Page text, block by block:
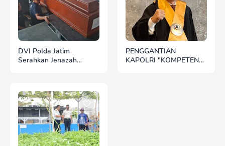
DVI Polda Jatim
Serahkan Jenazah
PENGGANTIAN
KAPOLRI "KOMPETENSI